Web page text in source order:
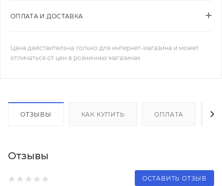
ОПЛАТА И ДОСТАВКА
Цена действительна только для интернет-магазина и может
отличаться от цен в розничных магазинах
ОТЗЫВЫ КАК КУПИТЬ ОПЛАТА
Отзывы
ОСТАВИТЬ ОТЗЫВ